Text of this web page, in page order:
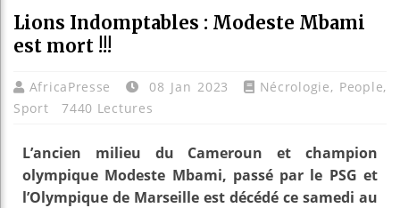
Lions Indomptables : Modeste Mbami
est mort !!!
AfricaPresse 08 Jan 2023 Nécrologie, People,
Sport
7440 Lectures
L’ancien milieu du Cameroun et champion
olympique Modeste Mbami, passé par le PSG et
l’Olympique de Marseille est décédé ce samedi au